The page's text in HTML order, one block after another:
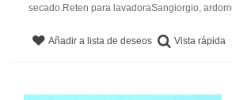
secado.Reten para lavadoraSangiorgio,
Añadir a lista de deseos Vista rápida